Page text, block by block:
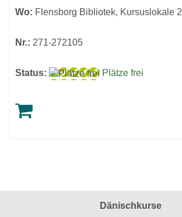
Wo: Flensborg Bibliotek, Kursuslokale 2
Nr.: 271-272105
Status: Plätze frei
Dänischkurse